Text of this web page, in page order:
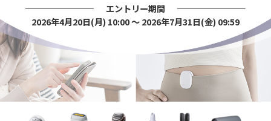
エントリー期間
2026年4月20日(月) 10:00 〜 2026年7月31日(金) 09:59